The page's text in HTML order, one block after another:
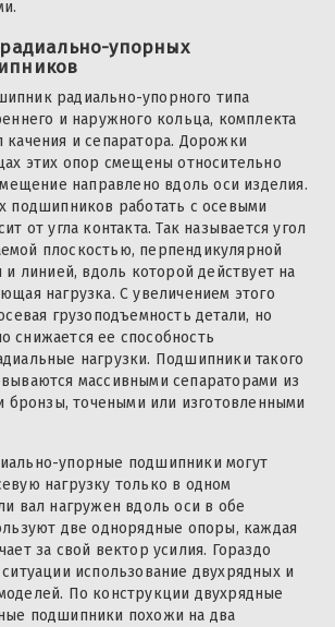
упорных
радиально-упорного типа
и наружного кольца, комплекта
качения и сепаратора. Дорожки
этих опор смещены относительно
направлено вдоль оси изделия.
подшипников работать с осевыми
от угла контакта. Так называется угол
плоскостью, перпендикулярной
и линией, вдоль которой действует на
нагрузка. С увеличением этого
грузоподъемность детали, но
снижается ее способность
нагрузки. Подшипники такого
массивными сепараторами из
бронзы, точеными или изготовленными
упорные подшипники могут
нагрузку только в одном
вал нагружен вдоль оси в обе
две однорядные опоры, каждая
за свой вектор усилия. Гораздо
использование двухрядных и
По конструкции двухрядные
подшипники похожи на два